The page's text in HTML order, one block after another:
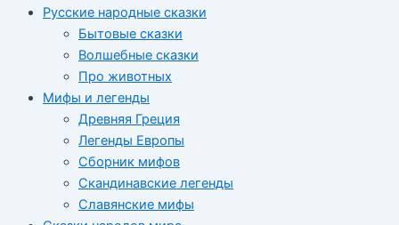
Русские народные сказки
Бытовые сказки
Волшебные сказки
Про животных
Мифы и легенды
Древняя Греция
Легенды Европы
Сборник мифов
Скандинавские легенды
Славянские мифы